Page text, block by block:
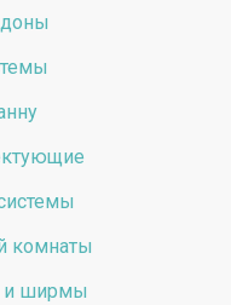
комнаты
и ширмы